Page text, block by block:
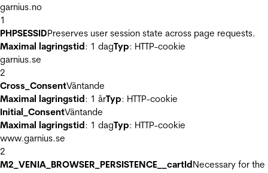
garnius.no
1
PHPSESSIDPreserves user session state across page requests.
Maximal lagringstid: 1 dagTyp: HTTP-cookie
garnius.se
2
Cross_ConsentVäntande
Maximal lagringstid: 1 årTyp: HTTP-cookie
Initial_ConsentVäntande
Maximal lagringstid: 1 dagTyp: HTTP-cookie
www.garnius.se
2
M2_VENIA_BROWSER_PERSISTENCE__cartIdNecessary for the